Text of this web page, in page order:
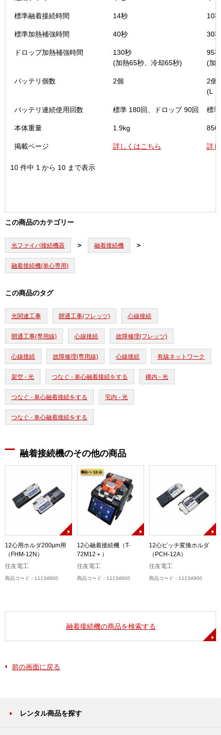
標準融着接続時間 14秒 10秒
標準加熱補強時間 40秒 30秒
ドロップ加熱補強時間
130秒
(加熱65秒、冷却65秒)
95秒
(加
バッテリ個数 2個
2個
(L
バッテリ連続使用回数 標準 180回、ドロップ 90回 標
本体重量 1.9kg
掲載ページ 詳しくはこちら 詳
10 件中 1 から 10 まで表示
この商品のカテゴリー
光ファイバ接続機器 融着接続機
融着接続機(単心専用)
この商品のタグ
光関連工事 開通工事(フレッツ) 心線接続
開通工事(専用線) 心線接続 故障修理(フレッツ)
心線接続 故障修理(専用線) 心線接続 有線ネットワーク
架空 - 光 つなぐ - 単心融着接続をする 構内 - 光
つなぐ - 単心融着接続をする 宅内 - 光
つなぐ - 単心融着接続をする
融着接続機のその他の商品
12心用ホルダ200μm用
（FHM-12N）
住友電工
商品コード：11134800
12心融着接続機（T-
72M12＋）
住友電工
商品コード：11134600
12心ピッチ変換ホルダ
（PCH-12A）
住友電工
商品コード：11134900
融着接続機の商品を検索する
前の画面に戻る
レンタル商品を探す